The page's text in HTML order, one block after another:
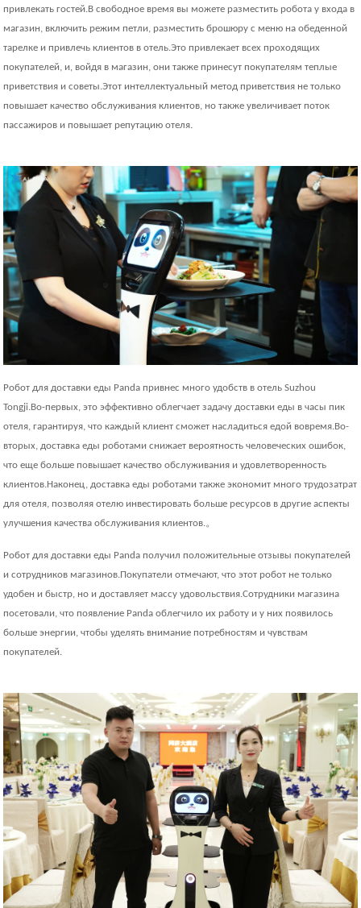
привлекать гостей.В свободное время вы можете разместить робота у входа в
магазин, включить режим петли, разместить брошюру с меню на обеденной
тарелке и привлечь клиентов в отель.Это привлекает всех проходящих
покупателей, и, войдя в магазин, они также принесут покупателям теплые
приветствия и советы.Этот интеллектуальный метод приветствия не только
повышает качество обслуживания клиентов, но также увеличивает поток
пассажиров и повышает репутацию отеля.
Робот для доставки еды Panda привнес много удобств в отель Suzhou
Tongji.Во-первых, это эффективно облегчает задачу доставки еды в часы пик
отеля, гарантируя, что каждый клиент сможет насладиться едой вовремя.Во-
вторых, доставка еды роботами снижает вероятность человеческих ошибок,
что еще больше повышает качество обслуживания и удовлетворенность
клиентов.Наконец, доставка еды роботами также экономит много трудозатрат
для отеля, позволяя отелю инвестировать больше ресурсов в другие аспекты
улучшения качества обслуживания клиентов.。
Робот для доставки еды Panda получил положительные отзывы покупателей
и сотрудников магазинов.Покупатели отмечают, что этот робот не только
удобен и быстр, но и доставляет массу удовольствия.Сотрудники магазина
посетовали, что появление Panda облегчило их работу и у них появилось
больше энергии, чтобы уделять внимание потребностям и чувствам
покупателей.